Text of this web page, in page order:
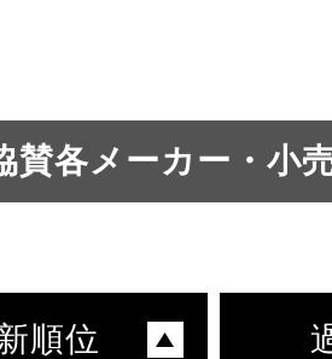
賛各メーカー・小
順位